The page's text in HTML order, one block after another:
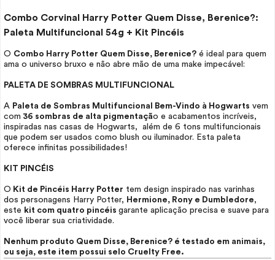
Combo Corvinal Harry Potter Quem Disse, Berenice?:
Paleta Multifuncional 54g + Kit Pincéis
O Combo Harry Potter Quem Disse, Berenice? é ideal para quem
ama o universo bruxo e não abre mão de uma make impecável:
PALETA DE SOMBRAS MULTIFUNCIONAL
A Paleta de Sombras Multifuncional Bem-Vindo à Hogwarts vem
com 36 sombras de alta pigmentação e acabamentos incríveis,
inspiradas nas casas de Hogwarts, além de 6 tons multifuncionais
que podem ser usados como blush ou iluminador. Esta paleta
oferece infinitas possibilidades!
KIT PINCÉIS
O Kit de Pincéis Harry Potter tem design inspirado nas varinhas
dos personagens Harry Potter, Hermione, Rony e Dumbledore,
este kit com quatro pincéis garante aplicação precisa e suave para
você liberar sua criatividade.
Nenhum produto Quem Disse, Berenice? é testado em animais,
ou seja, este item possui selo Cruelty Free.